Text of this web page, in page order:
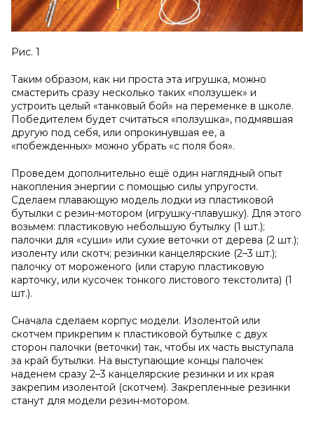
Рис. 1
Таким образом, как ни проста эта игрушка, можно
смастерить сразу несколько таких «ползушек» и
устроить целый «танковый бой» на переменке в школе.
Победителем будет считаться «ползушка», подмявшая
другую под себя, или опрокинувшая ее, а
«побежденных» можно убрать «с поля боя».
Проведем дополнительно ещё один наглядный опыт
накопления энергии с помощью силы упругости.
Сделаем плавающую модель лодки из пластиковой
бутылки с резин-мотором (игрушку-плавушку). Для этого
возьмем: пластиковую небольшую бутылку (1 шт.);
палочки для «суши» или сухие веточки от дерева (2 шт.);
изоленту или скотч; резинки канцелярские (2–3 шт.);
палочку от мороженого (или старую пластиковую
карточку, или кусочек тонкого листового текстолита) (1
шт.).
Сначала сделаем корпус модели. Изолентой или
скотчем прикрепим к пластиковой бутылке с двух
сторон палочки (веточки) так, чтобы их часть выступала
за край бутылки. На выступающие концы палочек
наденем сразу 2–3 канцелярские резинки и их края
закрепим изолентой (скотчем). Закрепленные резинки
станут для модели резин-мотором.